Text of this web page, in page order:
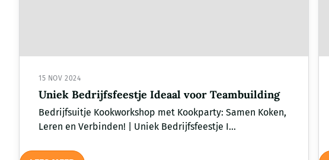
15 NOV 2024
Uniek Bedrijfsfeestje Ideaal voor Teambuilding
Bedrijfsuitje Kookworkshop met Kookparty: Samen Koken,
Leren en Verbinden! | Uniek Bedrijfsfeestje I...